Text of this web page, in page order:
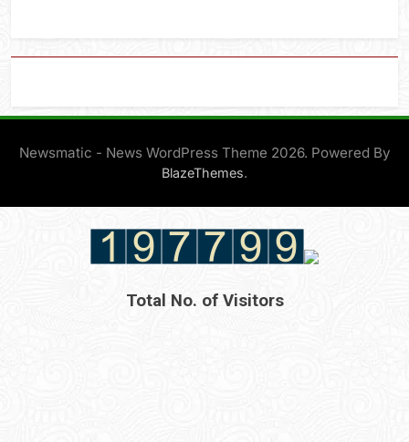
Newsmatic - News WordPress Theme 2026. Powered By
BlazeThemes.
Total No. of Visitors